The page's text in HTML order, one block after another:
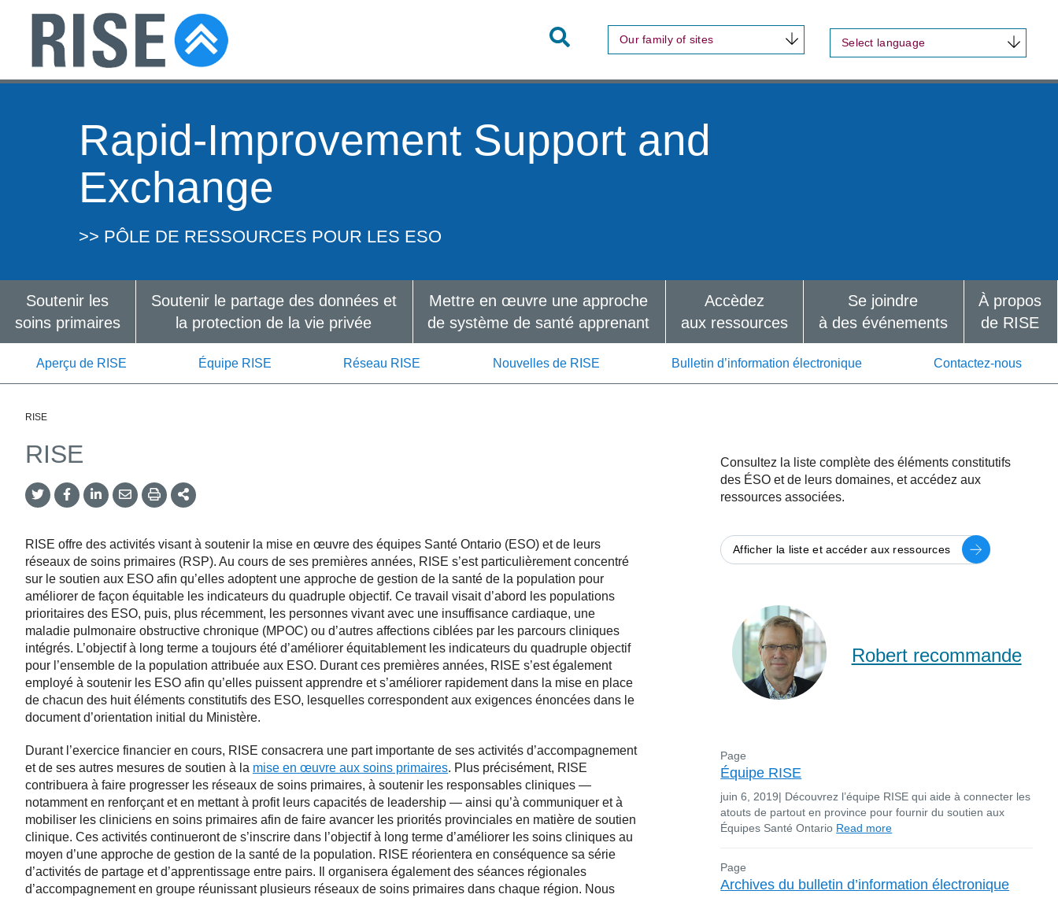
Toggle
Search
Our family of sites Select language
Rapid-Improvement Support and
Exchange
>> PÔLE DE RESSOURCES POUR LES ESO
Soutenir les
soins primaires
Soutenir le partage des données et
la protection de la vie privée
Mettre en œuvre une approche
de système de santé apprenant
Accèdez
aux ressources
Se joindre
à des événements
À propos
de RISE
Aperçu de RISE Équipe RISE Réseau RISE Nouvelles de RISE Bulletin d’information électronique Contactez-nous
RISE
RISE
Twitter
Share
Facebook
Share
LinkedIn
Share
Email
Share
Print More
Sharing
RISE offre des activités visant à soutenir la mise en œuvre des équipes Santé Ontario (ESO) et de leurs
réseaux de soins primaires (RSP). Au cours de ses premières années, RISE s’est particulièrement concentré
sur le soutien aux ESO afin qu’elles adoptent une approche de gestion de la santé de la population pour
améliorer de façon équitable les indicateurs du quadruple objectif. Ce travail visait d’abord les populations
prioritaires des ESO, puis, plus récemment, les personnes vivant avec une insuffisance cardiaque, une
maladie pulmonaire obstructive chronique (MPOC) ou d’autres affections ciblées par les parcours cliniques
intégrés. L’objectif à long terme a toujours été d’améliorer équitablement les indicateurs du quadruple objectif
pour l’ensemble de la population attribuée aux ESO. Durant ces premières années, RISE s’est également
employé à soutenir les ESO afin qu’elles puissent apprendre et s’améliorer rapidement dans la mise en place
de chacun des huit éléments constitutifs des ESO, lesquelles correspondent aux exigences énoncées dans le
document d’orientation initial du Ministère.
Durant l’exercice financier en cours, RISE consacrera une part importante de ses activités d’accompagnement
et de ses autres mesures de soutien à la mise en œuvre aux soins primaires. Plus précisément, RISE
contribuera à faire progresser les réseaux de soins primaires, à soutenir les responsables cliniques —
notamment en renforçant et en mettant à profit leurs capacités de leadership — ainsi qu’à communiquer et à
mobiliser les cliniciens en soins primaires afin de faire avancer les priorités provinciales en matière de soutien
clinique. Ces activités continueront de s’inscrire dans l’objectif à long terme d’améliorer les soins cliniques au
moyen d’une approche de gestion de la santé de la population. RISE réorientera en conséquence sa série
d’activités de partage et d’apprentissage entre pairs. Il organisera également des séances régionales
d’accompagnement en groupe réunissant plusieurs réseaux de soins primaires dans chaque région. Nous
Consultez la liste complète des éléments constitutifs
des ÉSO et de leurs domaines, et accédez aux
ressources associées.
Afficher la liste et accéder aux ressources
Robert
Reid
(RISE
FR)
Robert recommande
Page
Équipe RISE
juin 6, 2019| Découvrez l’équipe RISE qui aide à connecter les
atouts de partout en province pour fournir du soutien aux
Équipes Santé Ontario Read more
Page
Archives du bulletin d’information électronique